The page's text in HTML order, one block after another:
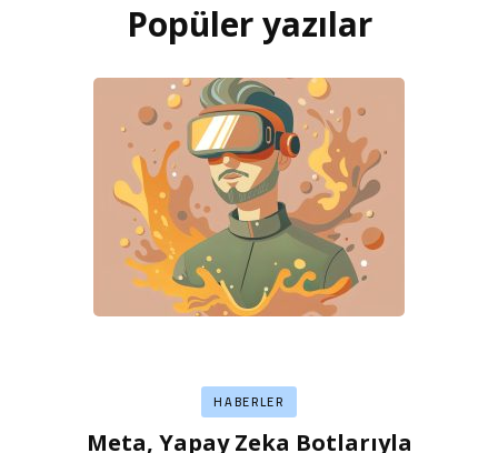
Popüler yazılar
HABERLER
Meta, Yapay Zeka Botlarıyla